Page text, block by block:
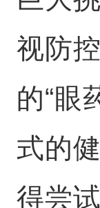
视防
的“眼
式的
得尝